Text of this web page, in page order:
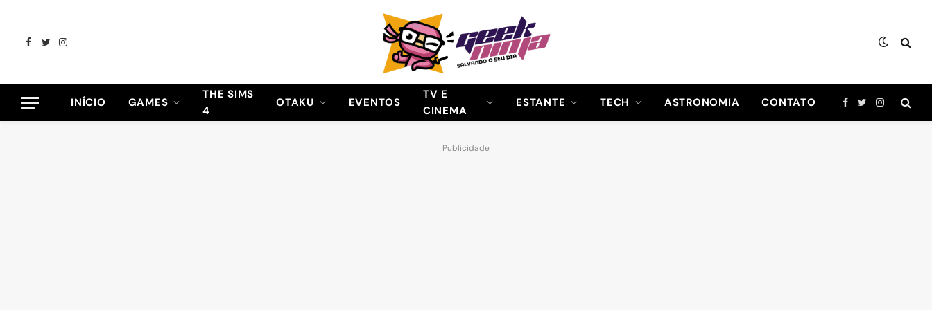
Facebook
TwitterInstagram
INÍCIO GAMES
THE SIMS
4
OTAKU EVENTOS
TV E
CINEMA
ESTANTE TECH ASTRONOMIA CONTATO Facebook
TwitterInstagram
Publicidade